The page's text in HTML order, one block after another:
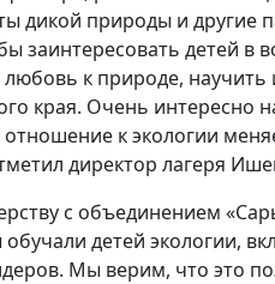
дикой природы и другие
заинтересовать детей в
к природе, научить
края. Очень интересно
к экологии
директор лагеря
с объединением
детей экологии,
Мы верим, что это